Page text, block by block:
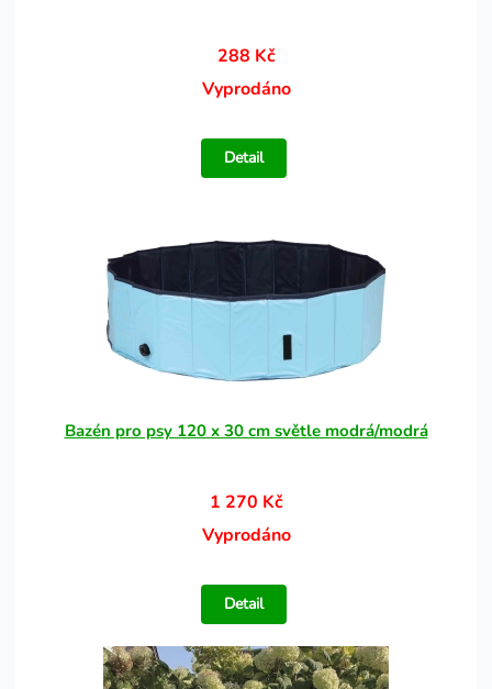
288 Kč
Vyprodáno
Detail
Bazén pro psy 120 x 30 cm světle modrá/modrá
1 270 Kč
Vyprodáno
Detail